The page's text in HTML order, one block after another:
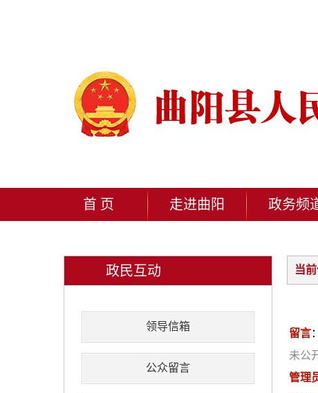
首 页 走进曲阳 政务频
政民互动
领导信箱
公众留言
当前
留言
未公
管理